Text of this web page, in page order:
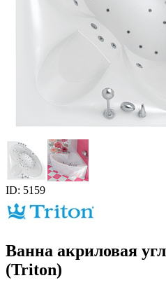
ID: 5159
Ванна акриловая
(Triton)